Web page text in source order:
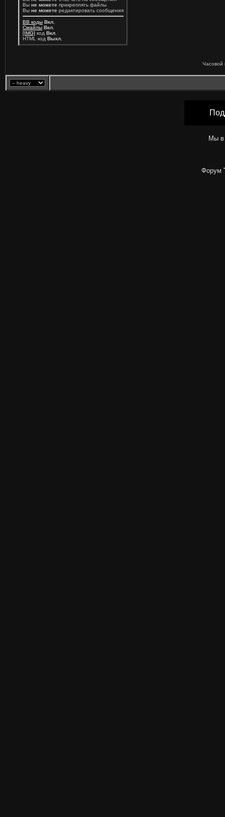
Вы не можете прикреплять файлы
Вы не можете редактировать сообщения
BB коды Вкл.
Смайлы Вкл.
[IMG] код Вкл.
HTML код Выкл.
Часовой
Мы в
Форум